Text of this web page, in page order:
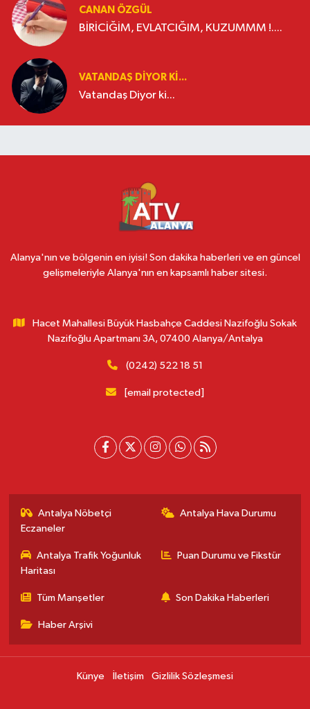
CANAN ÖZGÜL
BİRİCİĞİM, EVLATCIĞIM, KUZUMMM !....
VATANDAŞ DIYOR KI...
Vatandaş Diyor ki...
Alanya'nın ve bölgenin en iyisi! Son dakika haberleri ve en güncel
gelişmeleriyle Alanya'nın en kapsamlı haber sitesi.
Hacet Mahallesi Büyük Hasbahçe Caddesi Nazifoğlu Sokak
Nazifoğlu Apartmanı 3A, 07400 Alanya/Antalya
(0242) 522 18 51
[email protected]
Antalya Nöbetçi
Eczaneler
Antalya Hava Durumu
Antalya Trafik Yoğunluk
Haritası
Puan Durumu ve Fikstür
Tüm Manşetler Son Dakika Haberleri
Haber Arşivi
Künye İletişim Gizlilik Sözleşmesi